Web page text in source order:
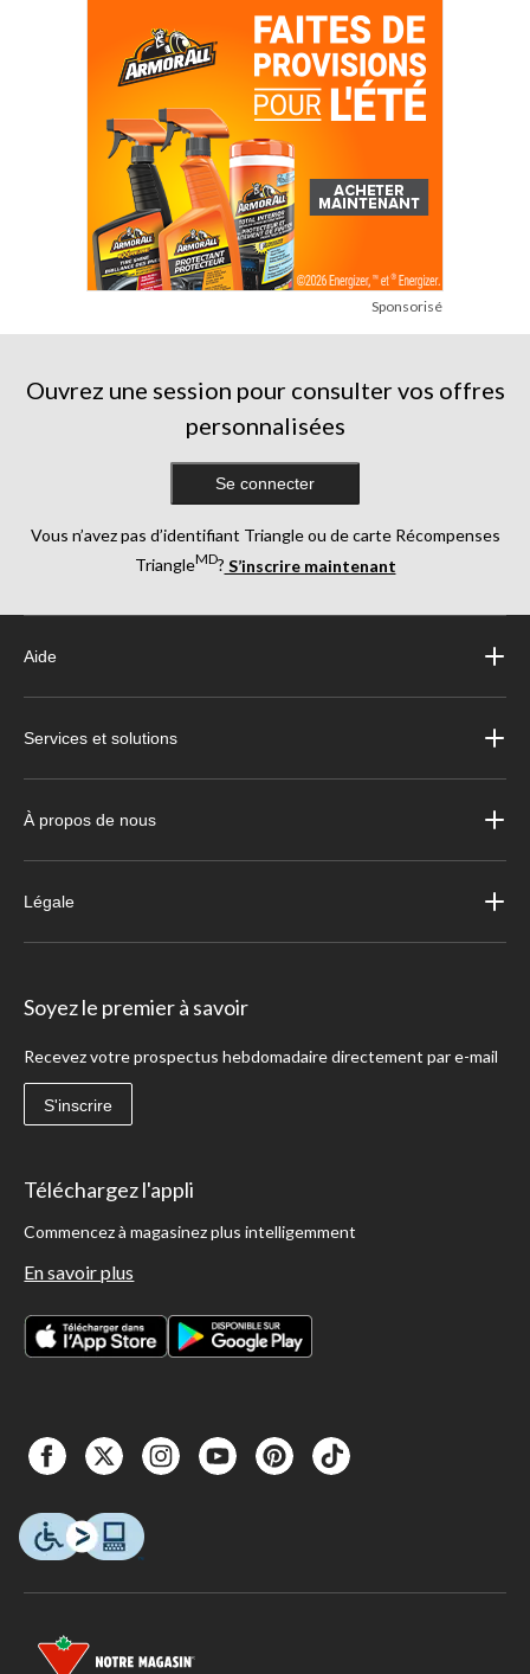
Sponsorisé
Ouvrez une session pour consulter vos offres
personnalisées
Se connecter
Vous n’avez pas d’identifiant Triangle ou de carte Récompenses
TriangleMD? S’inscrire maintenant
Aide
Services et solutions
À propos de nous
Légale
Soyez le premier à savoir
Recevez votre prospectus hebdomadaire directement par e-mail
S'inscrire
Téléchargez l'appli
Commencez à magasinez plus intelligemment
En savoir plus